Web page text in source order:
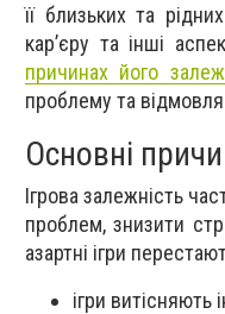
її близьких та
кар’єру та інші
причинах його
проблему та
Основні
Ігрова залежність
проблем, знизити
азартні ігри
ігри витісняють